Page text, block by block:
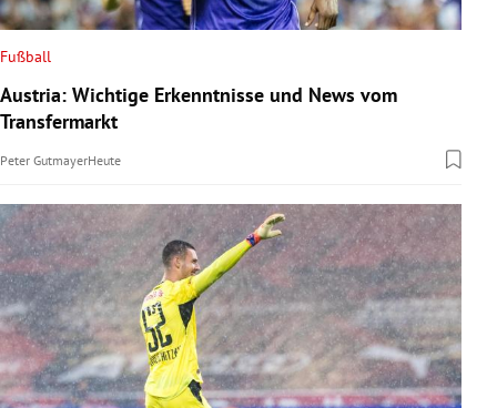
Fußball
Austria: Wichtige Erkenntnisse und News vom
Transfermarkt
Peter GutmayerHeute